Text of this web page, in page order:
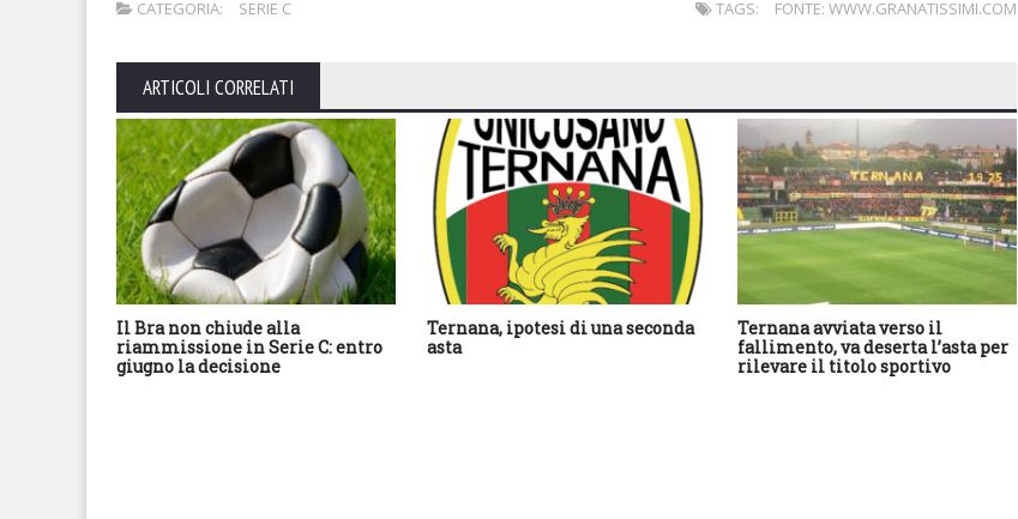
CATEGORIA: SERIE C TAGS: FONTE: WWW.GRANATISSIMI.COM
ARTICOLI CORRELATI
Il Bra non chiude alla
riammissione in Serie C: entro
giugno la decisione
Ternana, ipotesi di una seconda
asta
Ternana avviata verso il
fallimento, va deserta l’asta per
rilevare il titolo sportivo